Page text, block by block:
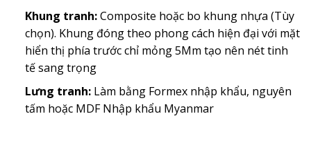
Khung tranh:Composite hoặc bo khung nhựa (Tùy
chọn). Khung đóng theo phong cách hiện đại với mặt
hiển thị phía trước chỉ mỏng 5Mm tạo nên nét tinh
tế sang trọng
Lưng tranh:Làm bằng Formex nhập khẩu, nguyên
tấm hoặc MDF Nhập khẩu Myanmar